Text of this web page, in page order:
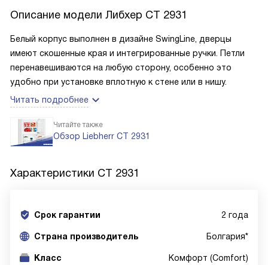
Описание модели Либхер CT 2931
Белый корпус выполнен в дизайне SwingLine, дверцы
имеют скошенные края и интегрированные ручки. Петли
перенавешиваются на любую сторону, особенно это
удобно при установке вплотную к стене или в нишу.
Читать подробнее
Читайте также
Обзор Liebherr CT 2931
Характеристики CT 2931
Срок гарантии 2 года
Cтрана производитель Болгария*
Класс Комфорт (Comfort)